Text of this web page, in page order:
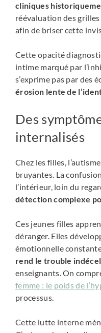
cliniques
réévaluation des
afin de briser cette
Cette opacité
intime marqué par
s’exprime pas par des
érosion lente de
Des
internalisés
Chez les filles,
bruyantes. La
l’intérieur, loin du
détection complexe
Ces jeunes filles
déranger. Elles
émotionnelle
rend le trouble
enseignants. On
femme : le poids de
processus.
Cette lutte interne